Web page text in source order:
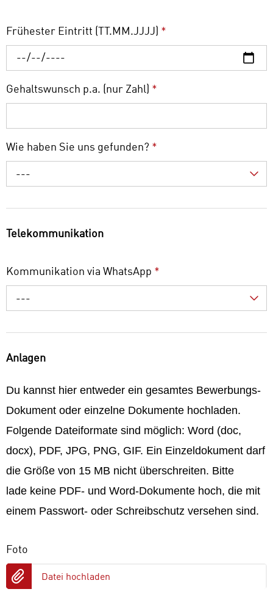
Frühester Eintritt (TT.MM.JJJJ) *
Gehaltswunsch p.a. (nur Zahl) *
Wie haben Sie uns gefunden? *
---
Telekommunikation
Kommunikation via WhatsApp *
---
Anlagen
Du kannst hier entweder ein gesamtes Bewerbungs-
Dokument oder einzelne Dokumente hochladen.
Folgende Dateiformate sind möglich: Word (doc,
docx), PDF, JPG, PNG, GIF. Ein Einzeldokument darf
die Größe von 15 MB nicht überschreiten. Bitte
lade keine PDF- und Word-Dokumente hoch, die mit
einem Passwort- oder Schreibschutz versehen sind.
Foto
Datei hochladen